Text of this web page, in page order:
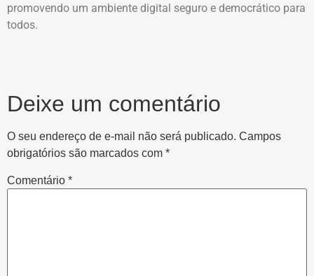
promovendo um ambiente digital seguro e democrático para
todos.
Deixe um comentário
O seu endereço de e-mail não será publicado. Campos
obrigatórios são marcados com *
Comentário *